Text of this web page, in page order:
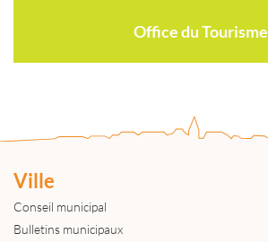
Office du Tourisme
Ville
Conseil municipal
Bulletins municipaux